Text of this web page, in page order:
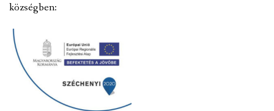
községben: